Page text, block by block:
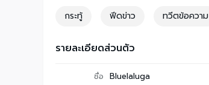
กระทู้ ฟีดข่าว ทวีตข้อความ
รายละเอียดส่วนตัว
ชื่อ Bluelaluga